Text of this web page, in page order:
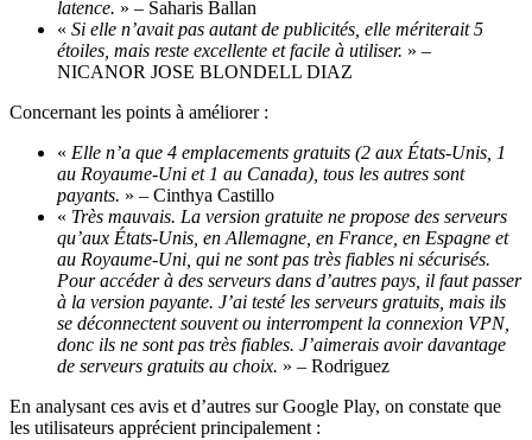
latence. » – Saharis Ballan
« Si elle n’avait pas autant de publicités, elle mériterait 5
étoiles, mais reste excellente et facile à utiliser. » –
NICANOR JOSE BLONDELL DIAZ
Concernant les points à améliorer :
« Elle n’a que 4 emplacements gratuits (2 aux États-Unis, 1
au Royaume-Uni et 1 au Canada), tous les autres sont
payants. » – Cinthya Castillo
« Très mauvais. La version gratuite ne propose des serveurs
qu’aux États-Unis, en Allemagne, en France, en Espagne et
au Royaume-Uni, qui ne sont pas très fiables ni sécurisés.
Pour accéder à des serveurs dans d’autres pays, il faut passer
à la version payante. J’ai testé les serveurs gratuits, mais ils
se déconnectent souvent ou interrompent la connexion VPN,
donc ils ne sont pas très fiables. J’aimerais avoir davantage
de serveurs gratuits au choix. » – Rodriguez
En analysant ces avis et d’autres sur Google Play, on constate que
les utilisateurs apprécient principalement :